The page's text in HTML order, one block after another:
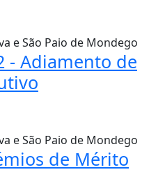
e São Paio de Mondego
- Adiamento de
e São Paio de Mondego
de Mérito